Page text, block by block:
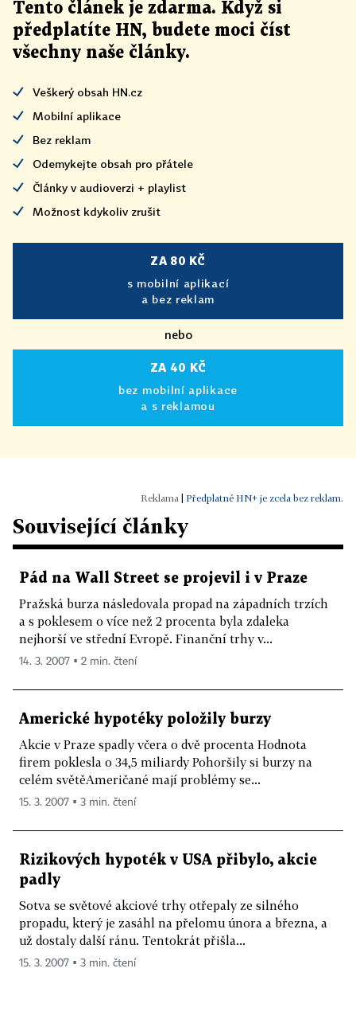
Tento článek je zdarma. Když si
předplatíte HN, budete moci číst
všechny naše články.
Veškerý obsah HN.cz
Mobilní aplikace
Bez reklam
Odemykejte obsah pro přátele
Články v audioverzi + playlist
Možnost kdykoliv zrušit
ZA 80 KČ
s mobilní aplikací
a bez reklam
nebo
ZA 40 KČ
bez mobilní aplikace
a s reklamou
Předplatné HN+ je zcela bez reklam.
Související články
Pád na Wall Street se projevil i v Praze
Pražská burza následovala propad na západních trzích
a s poklesem o více než 2 procenta byla zdaleka
nejhorší ve střední Evropě. Finanční trhy v...
14. 3. 2007 ▪ 2 min. čtení
Americké hypotéky položily burzy
Akcie v Praze spadly včera o dvě procenta Hodnota
firem poklesla o 34,5 miliardy Pohoršily si burzy na
celém světěAmeričané mají problémy se...
15. 3. 2007 ▪ 3 min. čtení
Rizikových hypoték v USA přibylo, akcie
padly
Sotva se světové akciové trhy otřepaly ze silného
propadu, který je zasáhl na přelomu února a března, a
už dostaly další ránu. Tentokrát přišla...
15. 3. 2007 ▪ 3 min. čtení